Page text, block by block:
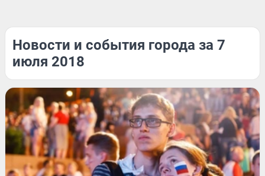
Новости и события города за 7
июля 2018